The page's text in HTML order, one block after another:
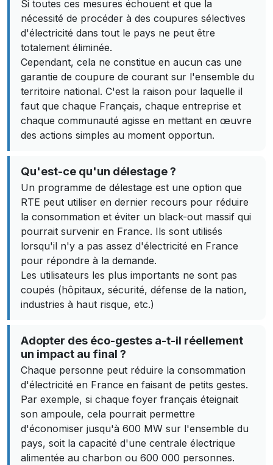
Si toutes ces mesures échouent et que la
nécessité de procéder à des coupures sélectives
d'électricité dans tout le pays ne peut être
totalement éliminée.
Cependant, cela ne constitue en aucun cas une
garantie de coupure de courant sur l'ensemble du
territoire national. C'est la raison pour laquelle il
faut que chaque Français, chaque entreprise et
chaque communauté agisse en mettant en œuvre
des actions simples au moment opportun.
Qu'est-ce qu'un délestage ?
Un programme de délestage est une option que
RTE peut utiliser en dernier recours pour réduire
la consommation et éviter un black-out massif qui
pourrait survenir en France. Ils sont utilisés
lorsqu'il n'y a pas assez d'électricité en France
pour répondre à la demande.
Les utilisateurs les plus importants ne sont pas
coupés (hôpitaux, sécurité, défense de la nation,
industries à haut risque, etc.)
Adopter des éco-gestes a-t-il réellement
un impact au final ?
Chaque personne peut réduire la consommation
d'électricité en France en faisant de petits gestes.
Par exemple, si chaque foyer français éteignait
son ampoule, cela pourrait permettre
d'économiser jusqu'à 600 MW sur l'ensemble du
pays, soit la capacité d'une centrale électrique
alimentée au charbon ou 600 000 personnes.